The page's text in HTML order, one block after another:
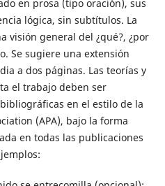
en prosa (tipo oración), sus
lógica, sin subtítulos. La
visión general del ¿qué?, ¿por
Se sugiere una extensión
a dos páginas. Las teorías y
el trabajo deben ser
en el estilo de la
(APA), bajo la forma
en todas las publicaciones